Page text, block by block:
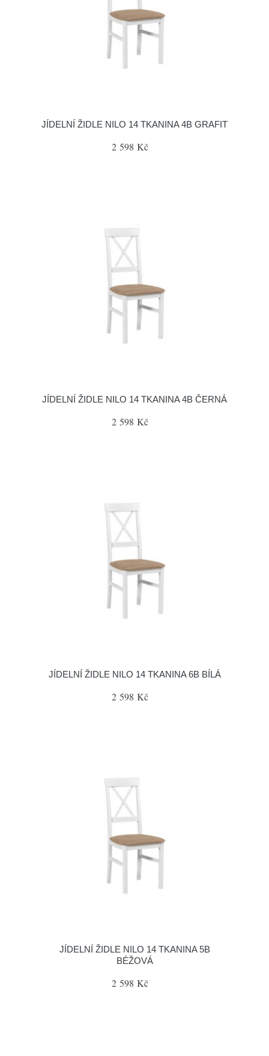
JÍDELNÍ ŽIDLE NILO 14 TKANINA 4B GRAFIT
2 598 Kč
JÍDELNÍ ŽIDLE NILO 14 TKANINA 4B ČERNÁ
2 598 Kč
JÍDELNÍ ŽIDLE NILO 14 TKANINA 6B BÍLÁ
2 598 Kč
JÍDELNÍ ŽIDLE NILO 14 TKANINA 5B
BÉŽOVÁ
2 598 Kč